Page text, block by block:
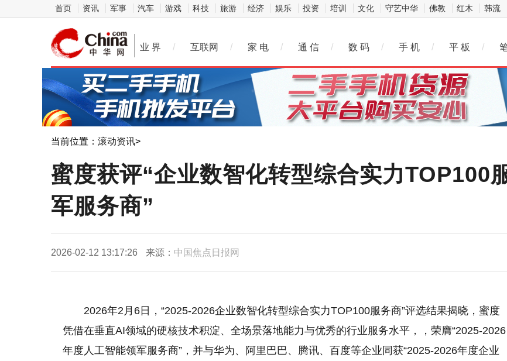
首页 资讯 军事 汽车 游戏 科技 旅游 经济 娱乐 投资 培训 文化 守艺中华 佛教 红木 韩流
业 界 / 互联网 / 家 电 / 通 信 / 数 码 / 手 机 / 平 板 /
当前位置： 滚动资讯>
蜜度获评“企业数智化转型综合实力TOP100
军服务商”
2026-02-12 13:17:26 来源： 中国焦点日报网
2026年2月6日，“2025-2026企业数智化转型综合实力TOP100服务商”评选结果揭晓，蜜度
凭借在垂直AI领域的硬核技术积淀、全场景落地能力与优秀的行业服务水平，，荣膺“2025-2026
年度人工智能领军服务商”，并与华为、阿里巴巴、腾讯、百度等企业同获“2025-2026年度企业